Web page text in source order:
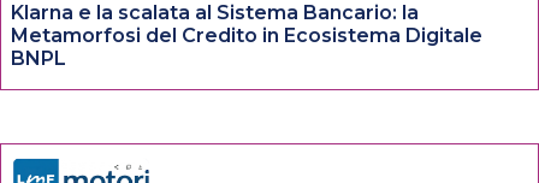
Klarna e la scalata al Sistema Bancario: la
Metamorfosi del Credito in Ecosistema Digitale
BNPL